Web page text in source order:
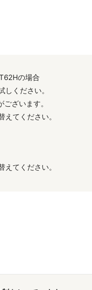
の場合
ください。
ざいます。
てください。
てください。